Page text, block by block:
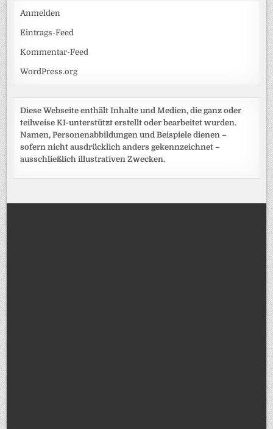
Anmelden
Eintrags-Feed
Kommentar-Feed
WordPress.org
Diese Webseite enthält Inhalte und Medien, die ganz oder
teilweise KI-unterstützt erstellt oder bearbeitet wurden.
Namen, Personenabbildungen und Beispiele dienen –
sofern nicht ausdrücklich anders gekennzeichnet –
ausschließlich illustrativen Zwecken.